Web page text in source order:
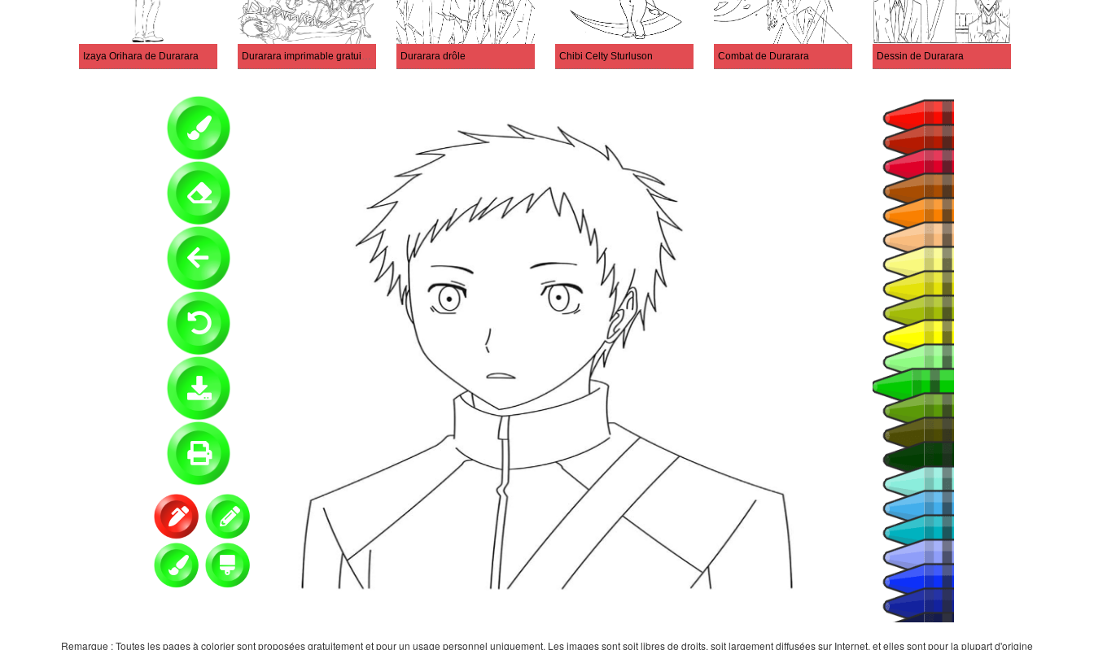
Izaya Orihara de Durarara Durarara imprimable gratuitement Durarara drôle Chibi Celty Sturluson Combat de Durarara Dessin de Durarara
Remarque : Toutes les pages à colorier sont proposées gratuitement et pour un usage personnel uniquement. Les images sont soit libres de droits, soit largement diffusées sur Internet, et elles sont pour la plupart d'origine